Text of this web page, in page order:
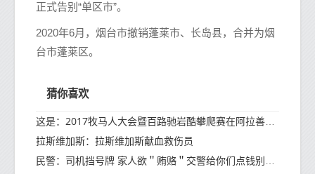
正式告别“单区市”。
2020年6月，烟台市撤销蓬莱市、长岛县，合并为烟
台市蓬莱区。
猜你喜欢
拉斯维加斯：拉斯维加斯献血救伤员